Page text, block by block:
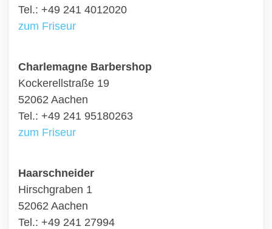
Tel.: +49 241 4012020
zum Friseur
Charlemagne Barbershop
Kockerellstraße 19
52062 Aachen
Tel.: +49 241 95180263
zum Friseur
Haarschneider
Hirschgraben 1
52062 Aachen
Tel.: +49 241 27994